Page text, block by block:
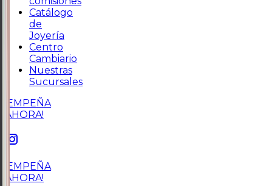
Catálogo
de
Joyería
Centro
Cambiario
Nuestras
Sucursales
¡EMPEÑA
AHORA!
¡EMPEÑA
AHORA!